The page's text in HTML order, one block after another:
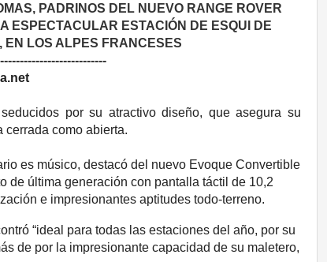
PADRINOS DEL NUEVO RANGE ROVER
ESPECTACULAR ESTACIÓN DE ESQUI DE
EN LOS ALPES FRANCESES
por su atractivo diseño, que asegura su
cerrada como abierta.
es músico, destacó del nuevo Evoque Convertible
de última generación con pantalla táctil de 10,2
e impresionantes aptitudes todo-terreno.
“ideal para todas las estaciones del año, por su
de por la impresionante capacidad de su maletero,